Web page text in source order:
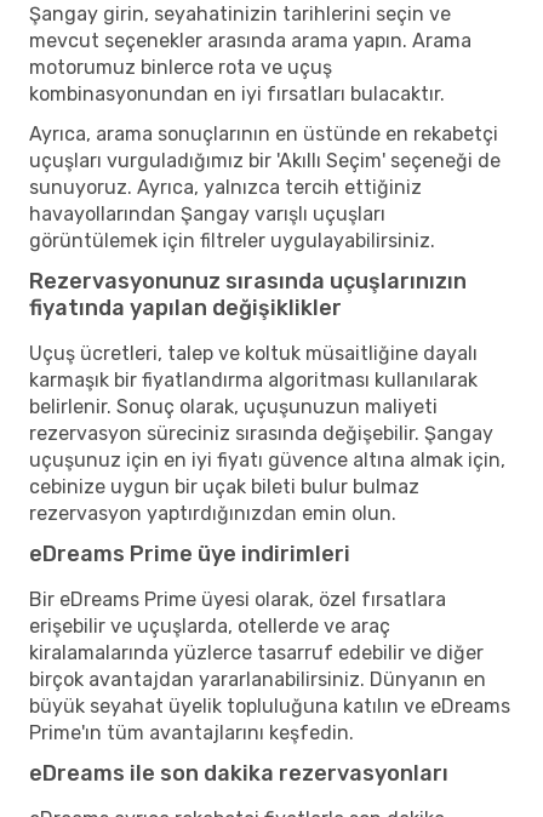
Şangay girin, seyahatinizin tarihlerini seçin ve
mevcut seçenekler arasında arama yapın. Arama
motorumuz binlerce rota ve uçuş
kombinasyonundan en iyi fırsatları bulacaktır.
Ayrıca, arama sonuçlarının en üstünde en rekabetçi
uçuşları vurguladığımız bir 'Akıllı Seçim' seçeneği de
sunuyoruz. Ayrıca, yalnızca tercih ettiğiniz
havayollarından Şangay varışlı uçuşları
görüntülemek için filtreler uygulayabilirsiniz.
Rezervasyonunuz sırasında uçuşlarınızın
fiyatında yapılan değişiklikler
Uçuş ücretleri, talep ve koltuk müsaitliğine dayalı
karmaşık bir fiyatlandırma algoritması kullanılarak
belirlenir. Sonuç olarak, uçuşunuzun maliyeti
rezervasyon süreciniz sırasında değişebilir. Şangay
uçuşunuz için en iyi fiyatı güvence altına almak için,
cebinize uygun bir uçak bileti bulur bulmaz
rezervasyon yaptırdığınızdan emin olun.
eDreams Prime üye indirimleri
Bir eDreams Prime üyesi olarak, özel fırsatlara
erişebilir ve uçuşlarda, otellerde ve araç
kiralamalarında yüzlerce tasarruf edebilir ve diğer
birçok avantajdan yararlanabilirsiniz. Dünyanın en
büyük seyahat üyelik topluluğuna katılın ve eDreams
Prime'ın tüm avantajlarını keşfedin.
eDreams ile son dakika rezervasyonları